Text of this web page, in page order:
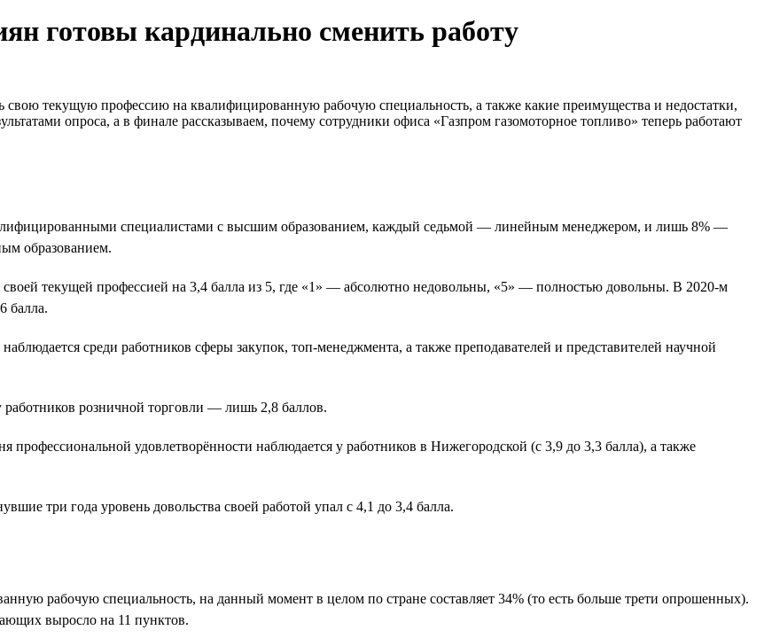
готовы кардинально сменить работу
текущую профессию на квалифицированную рабочую специальность, а также какие преимущества и недостатки,
опроса, а в финале рассказываем, почему сотрудники офиса «Газпром газомоторное топливо» теперь работают
специалистами с высшим образованием, каждый седьмой — линейным менеджером, и лишь 8% —
образованием.
текущей профессией на 3,4 балла из 5, где «1» — абсолютно недовольны, «5» — полностью довольны. В 2020-м
балла.
среди работников сферы закупок, топ-менеджмента, а также преподавателей и представителей научной
работников розничной торговли — лишь 2,8 баллов.
удовлетворённости наблюдается у работников в Нижегородской (с 3,9 до 3,3 балла), а также
три года уровень довольства своей работой упал с 4,1 до 3,4 балла.
рабочую специальность, на данный момент в целом по стране составляет 34% (то есть больше трети опрошенных).
выросло на 11 пунктов.